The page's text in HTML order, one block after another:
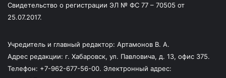
Свидетельство о регистрации ЭЛ № ФС 77 – 70505 от
25.07.2017.
Учредитель и главный редактор: Артамонов В. А.
Адрес редакции: г. Хабаровск, ул. Павловича, д. 13, офис 375.
Телефон: +7-962-677-56-00. Электронный адрес: